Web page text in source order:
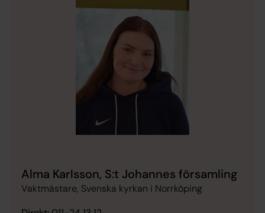
Alma Karlsson, S:t Johannes församling
Vaktmästare, Svenska kyrkan i Norrköping